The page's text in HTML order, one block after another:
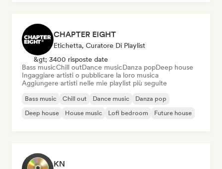
CHAPTER EIGHT
Etichetta, Curatore Di Playlist
&gt; 3400 risposte date
Bass musicChill outDance musicDanza popDeep house
Ingaggiare artisti o pubblicare la loro musica
Aggiungere artisti nelle mie playlist più seguite
Bass music Chill out Dance music
Danza pop
Deep house
House music Lofi bedroom Future house
KN